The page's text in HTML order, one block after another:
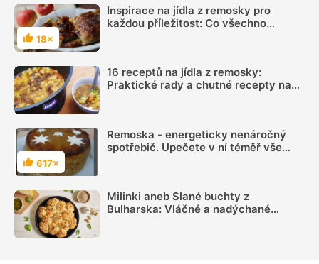
Hodnocení
18×
Inspirace na jídla z remosky pro
každou příležitost: Co všechno
16 receptů na jídla z remosky:
Praktické rady a chutné recepty na
Hodnocení
617×
Remoska - energeticky nenáročný
spotřebič. Upečete v ní téměř vše
Milinki aneb Slané buchty z
Bulharska: Vláčné a nadýchané